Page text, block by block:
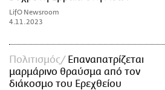
LifO Newsroom
4.11.2023
Πολιτισμός
Επαναπατρίζεται
μαρμάρινο θραύσμα από τον
διάκοσμο του Ερεχθείου